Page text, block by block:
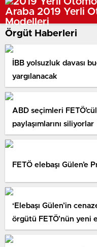
Örgüt Haberleri
İBB yolsuzluk davası
yargılanacak
ABD seçimleri
paylaşımlarını siliyorlar
FETÖ elebaşı Gülen’e
‘Elebaşı Gülen’in
örgütü FETÖ’nün yeni
hainler…